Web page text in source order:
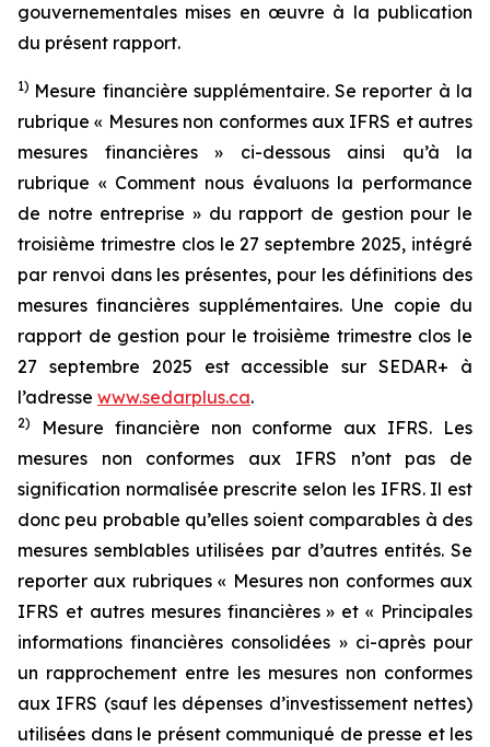
gouvernementales mises en œuvre à la publication
du présent rapport.
1) Mesure financière supplémentaire. Se reporter à la
rubrique « Mesures non conformes aux IFRS et autres
mesures financières » ci-dessous ainsi qu’à la
rubrique « Comment nous évaluons la performance
de notre entreprise » du rapport de gestion pour le
troisième trimestre clos le 27 septembre 2025, intégré
par renvoi dans les présentes, pour les définitions des
mesures financières supplémentaires. Une copie du
rapport de gestion pour le troisième trimestre clos le
27 septembre 2025 est accessible sur SEDAR+ à
l’adresse www.sedarplus.ca.
2)
Mesure financière non conforme aux IFRS. Les
mesures non conformes aux IFRS n’ont pas de
signification normalisée prescrite selon les IFRS. Il est
donc peu probable qu’elles soient comparables à des
mesures semblables utilisées par d’autres entités. Se
reporter aux rubriques « Mesures non conformes aux
IFRS et autres mesures financières » et « Principales
informations financières consolidées » ci-après pour
un rapprochement entre les mesures non conformes
aux IFRS (sauf les dépenses d’investissement nettes)
utilisées dans le présent communiqué de presse et les